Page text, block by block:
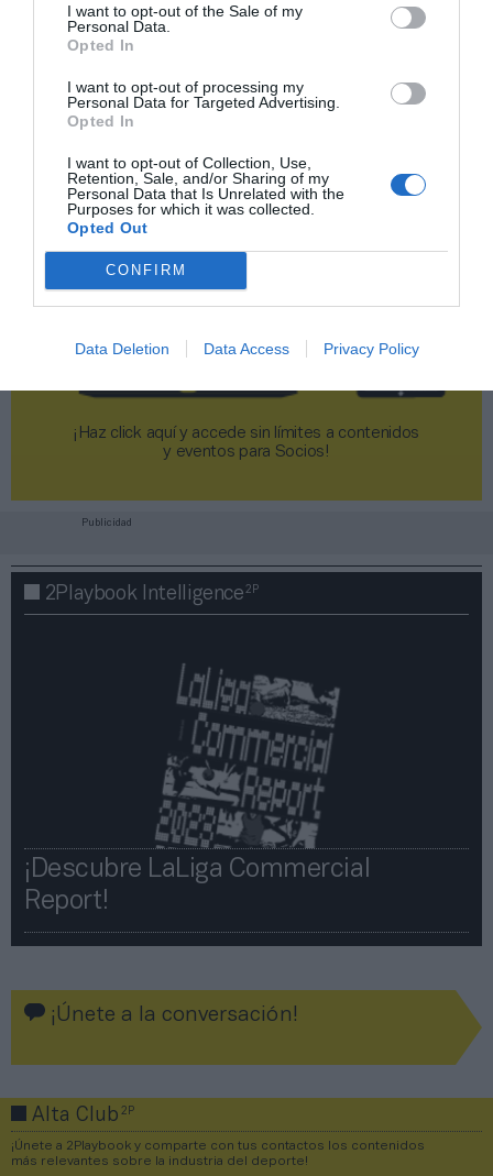
I want to opt-out of the Sale of my
Personal Data.
Opted In
I want to opt-out of processing my
Personal Data for Targeted Advertising.
Opted In
I want to opt-out of Collection, Use,
Retention, Sale, and/or Sharing of my
Personal Data that Is Unrelated with the
Purposes for which it was collected.
Opted Out
CONFIRM
Data Deletion Data Access Privacy Policy
¡Haz click aquí y accede sin límites a contenidos
y eventos para Socios!​​​​​​​
Publicidad
2Playbook Intelligence2P
¡Descubre LaLiga Commercial
Report!​​
¡Únete a la conversación!
Alta Club2P
¡Únete a 2Playbook y comparte con tus contactos los contenidos
más relevantes sobre la industria del deporte!